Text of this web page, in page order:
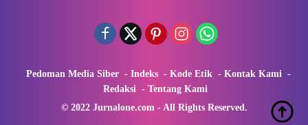
Pedoman Media Siber Indeks Kode Etik
Kontak Kami
Redaksi
Tentang Kami
© 2022 Jurnalone.com - All Rights Reserved.